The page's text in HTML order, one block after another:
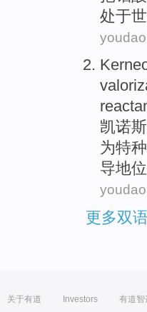
处于
youdao
凯诺斯
为特种
导地位
youdao
更多双
关于有道 Investors 有道智